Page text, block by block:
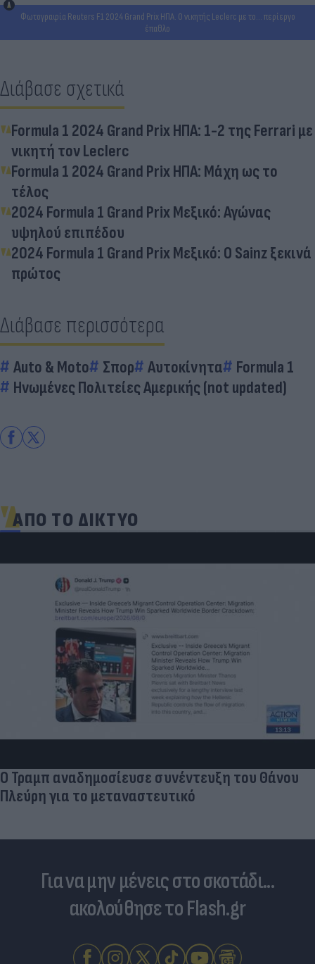
Φωτογραφία Reuters F1 2024 Grand Prix ΗΠΑ. Ο νικητής Leclerc με το... περίεργο
έπαθλο
Διάβασε σχετικά
Formula 1 2024 Grand Prix ΗΠΑ: 1-2 της Ferrari με
νικητή τον Leclerc
Formula 1 2024 Grand Prix ΗΠΑ: Μάχη ως το
τέλος
2024 Formula 1 Grand Prix Μεξικό: Αγώνας
υψηλού επιπέδου
2024 Formula 1 Grand Prix Μεξικό: Ο Sainz ξεκινά
πρώτος
Διάβασε περισσότερα
Auto & Moto Σπορ Αυτοκίνητα
Formula 1
Ηνωμένες Πολιτείες Αμερικής (not updated)
ΑΠΟ ΤΟ ΔΙΚΤΥΟ
Ο Τραμπ αναδημοσίευσε συνέντευξη του Θάνου
Πλεύρη για το μεταναστευτικό
Για να μην μένεις στο σκοτάδι...
ακολούθησε το Flash.gr